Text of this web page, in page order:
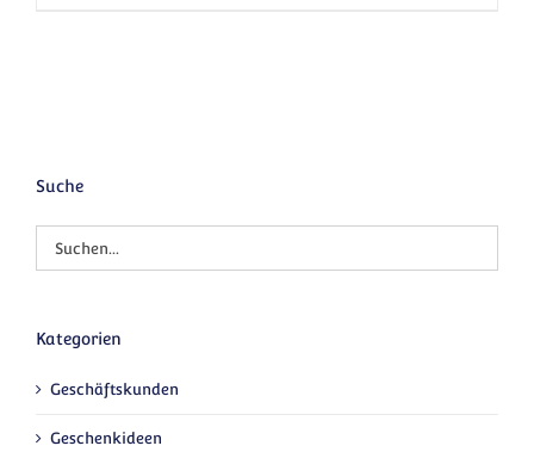
Suche
Kategorien
Geschäftskunden
Geschenkideen